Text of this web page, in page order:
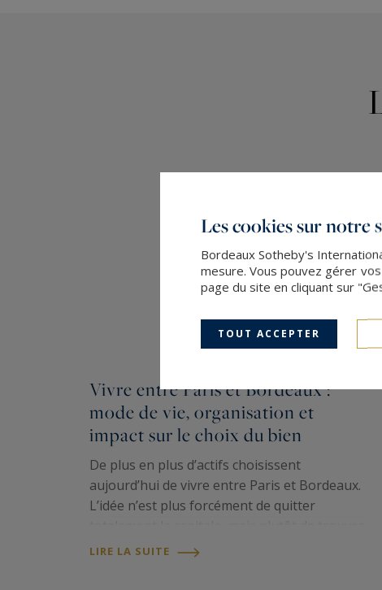
Vivre entre Paris et Bordeaux :
mode de vie, organisation et
impact sur le choix du bien
De plus en plus d’actifs choisissent
aujourd’hui de vivre entre Paris et Bordeaux.
L’idée n’est plus forcément de quitter
un nouvel équilibre : conserver un ancrage
LIRE LA SUITE
Les cookies sur notre
Bordeaux Sotheby's
mesure. Vous pouvez gérer
page du site en cliquant sur
TOUT ACCEPTER